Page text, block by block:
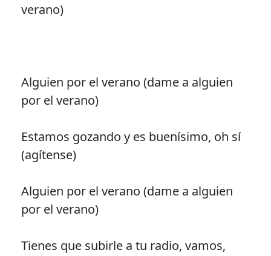
verano)
Alguien por el verano (dame a alguien
por el verano)
Estamos gozando y es buenísimo, oh sí
(agítense)
Alguien por el verano (dame a alguien
por el verano)
Tienes que subirle a tu radio, vamos,